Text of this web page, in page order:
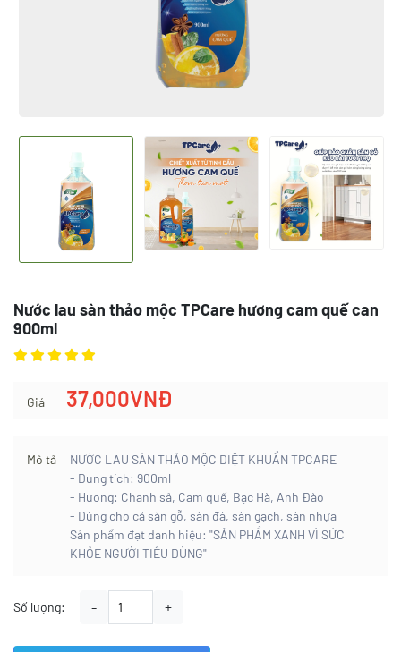
Nước lau sàn thảo mộc TPCare hương cam quế can
900ml
Giá 37,000VNĐ
Mô tả
NƯỚC LAU SÀN THẢO MỘC DIỆT KHUẨN TPCARE
- Dung tích: 900ml
- Hương: Chanh sả, Cam quế, Bạc Hà, Anh Đào
- Dùng cho cả sản gỗ, sàn đá, sàn gạch, sàn nhựa
Sản phẩm đạt danh hiệu: "SẢN PHẨM XANH VÌ SỨC
KHỎE NGƯỜI TIÊU DÙNG"
Số lượng: - +